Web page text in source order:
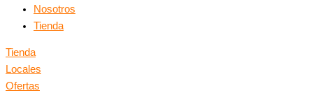
Nosotros
Tienda
Tienda
Locales
Ofertas